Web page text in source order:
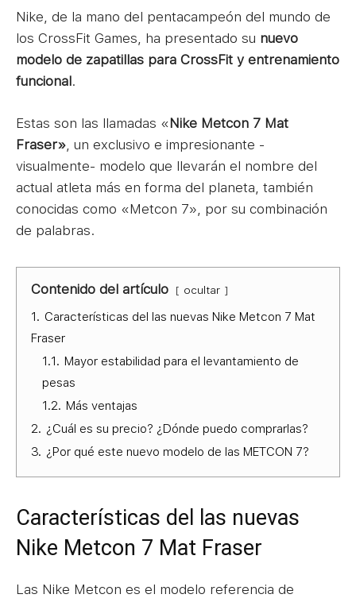
Nike, de la mano del pentacampeón del mundo de
los CrossFit Games, ha presentado su nuevo
modelo de zapatillas para CrossFit y entrenamiento
funcional.
Estas son las llamadas «Nike Metcon 7 Mat
Fraser», un exclusivo e impresionante -
visualmente- modelo que llevarán el nombre del
actual atleta más en forma del planeta, también
conocidas como «Metcon 7», por su combinación
de palabras.
Contenido del artículo ocultar
1. Características del las nuevas Nike Metcon 7 Mat
Fraser
1.1. Mayor estabilidad para el levantamiento de
pesas
1.2. Más ventajas
2. ¿Cuál es su precio? ¿Dónde puedo comprarlas?
3. ¿Por qué este nuevo modelo de las METCON 7?
Características del las nuevas
Nike Metcon 7 Mat Fraser
Las Nike Metcon es el modelo referencia de